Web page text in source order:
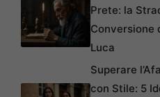
Prete: la
Conversione
Luca
Superare
con Stile: 5